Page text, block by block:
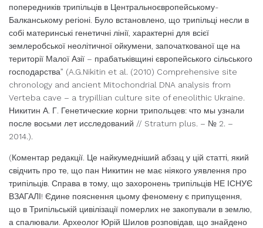
попередників трипільців в Центральноєвропейському-
Балканському регіоні. Було встановлено, що трипільці несли в
собі материнські генетичні лінії, характерні для всієї
землеробської неолітичної ойкумени, започаткованої ще на
території Малої Азії – прабатьківщині європейського сільського
господарства” (A.G.Nikitin et al. (2010) Comprehensive site
chronology and ancient Mitochondrial DNA analysis from
Verteba cave – a trypillian culture site of eneolithic Ukraine.
Никитин А. Г. Генетические корни трипольцев: что мы узнали
после восьми лет исследований // Stratum plus. – № 2. –
2014.).
(Коментар редакції. Це найкумедніший абзац у цій статті, який
свідчить про те, що пан Никитин не має ніякого уявлення про
трипільців. Справа в тому, що захоронень трипільців НЕ ІСНУЄ
ВЗАГАЛІ! Єдине пояснення цьому феномену є припущення,
що в Трипільській цивілізації померлих не закопували в землю,
а спалювали. Археолог Юрій Шилов розповідав, що знайдено